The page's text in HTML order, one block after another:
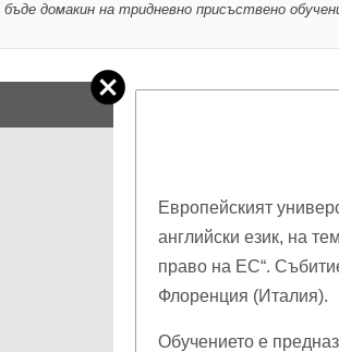
домакин на тридневно присъствено
Европейският
английски език, на
право на ЕС“.
Флоренция (Италия).
Обучението е